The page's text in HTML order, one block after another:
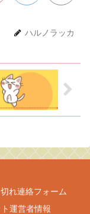
ハルノラッカ
れ連絡フォーム
運営者情報